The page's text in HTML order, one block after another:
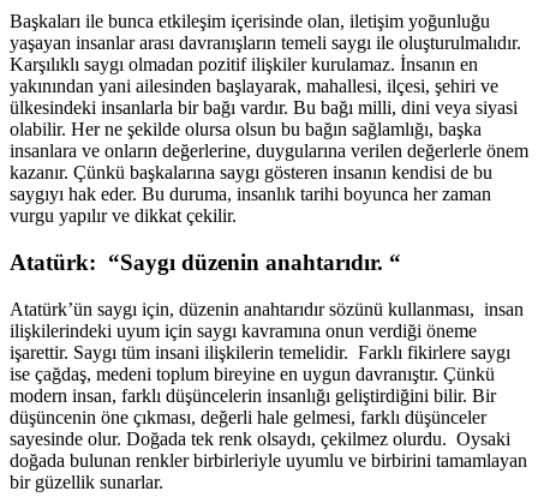
Başkaları ile bunca etkileşim içerisinde olan, iletişim yoğunluğu
yaşayan insanlar arası davranışların temeli saygı ile oluşturulmalıdır.
Karşılıklı saygı olmadan pozitif ilişkiler kurulamaz. İnsanın en
yakınından yani ailesinden başlayarak, mahallesi, ilçesi, şehiri ve
ülkesindeki insanlarla bir bağı vardır. Bu bağı milli, dini veya siyasi
olabilir. Her ne şekilde olursa olsun bu bağın sağlamlığı, başka
insanlara ve onların değerlerine, duygularına verilen değerlerle önem
kazanır. Çünkü başkalarına saygı gösteren insanın kendisi de bu
saygıyı hak eder. Bu duruma, insanlık tarihi boyunca her zaman
vurgu yapılır ve dikkat çekilir.
Atatürk: “Saygı düzenin anahtarıdır. “
Atatürk’ün saygı için, düzenin anahtarıdır sözünü kullanması, insan
ilişkilerindeki uyum için saygı kavramına onun verdiği öneme
işarettir. Saygı tüm insani ilişkilerin temelidir. Farklı fikirlere saygı
ise çağdaş, medeni toplum bireyine en uygun davranıştır. Çünkü
modern insan, farklı düşüncelerin insanlığı geliştirdiğini bilir. Bir
düşüncenin öne çıkması, değerli hale gelmesi, farklı düşünceler
sayesinde olur. Doğada tek renk olsaydı, çekilmez olurdu. Oysaki
doğada bulunan renkler birbirleriyle uyumlu ve birbirini tamamlayan
bir güzellik sunarlar.